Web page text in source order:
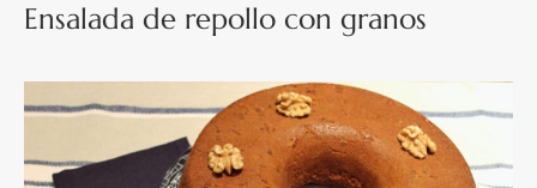
Ensalada de repollo con granos